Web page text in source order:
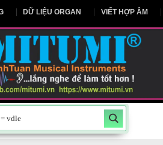
CỬA HÀNG DỮ LIỆU ORGAN